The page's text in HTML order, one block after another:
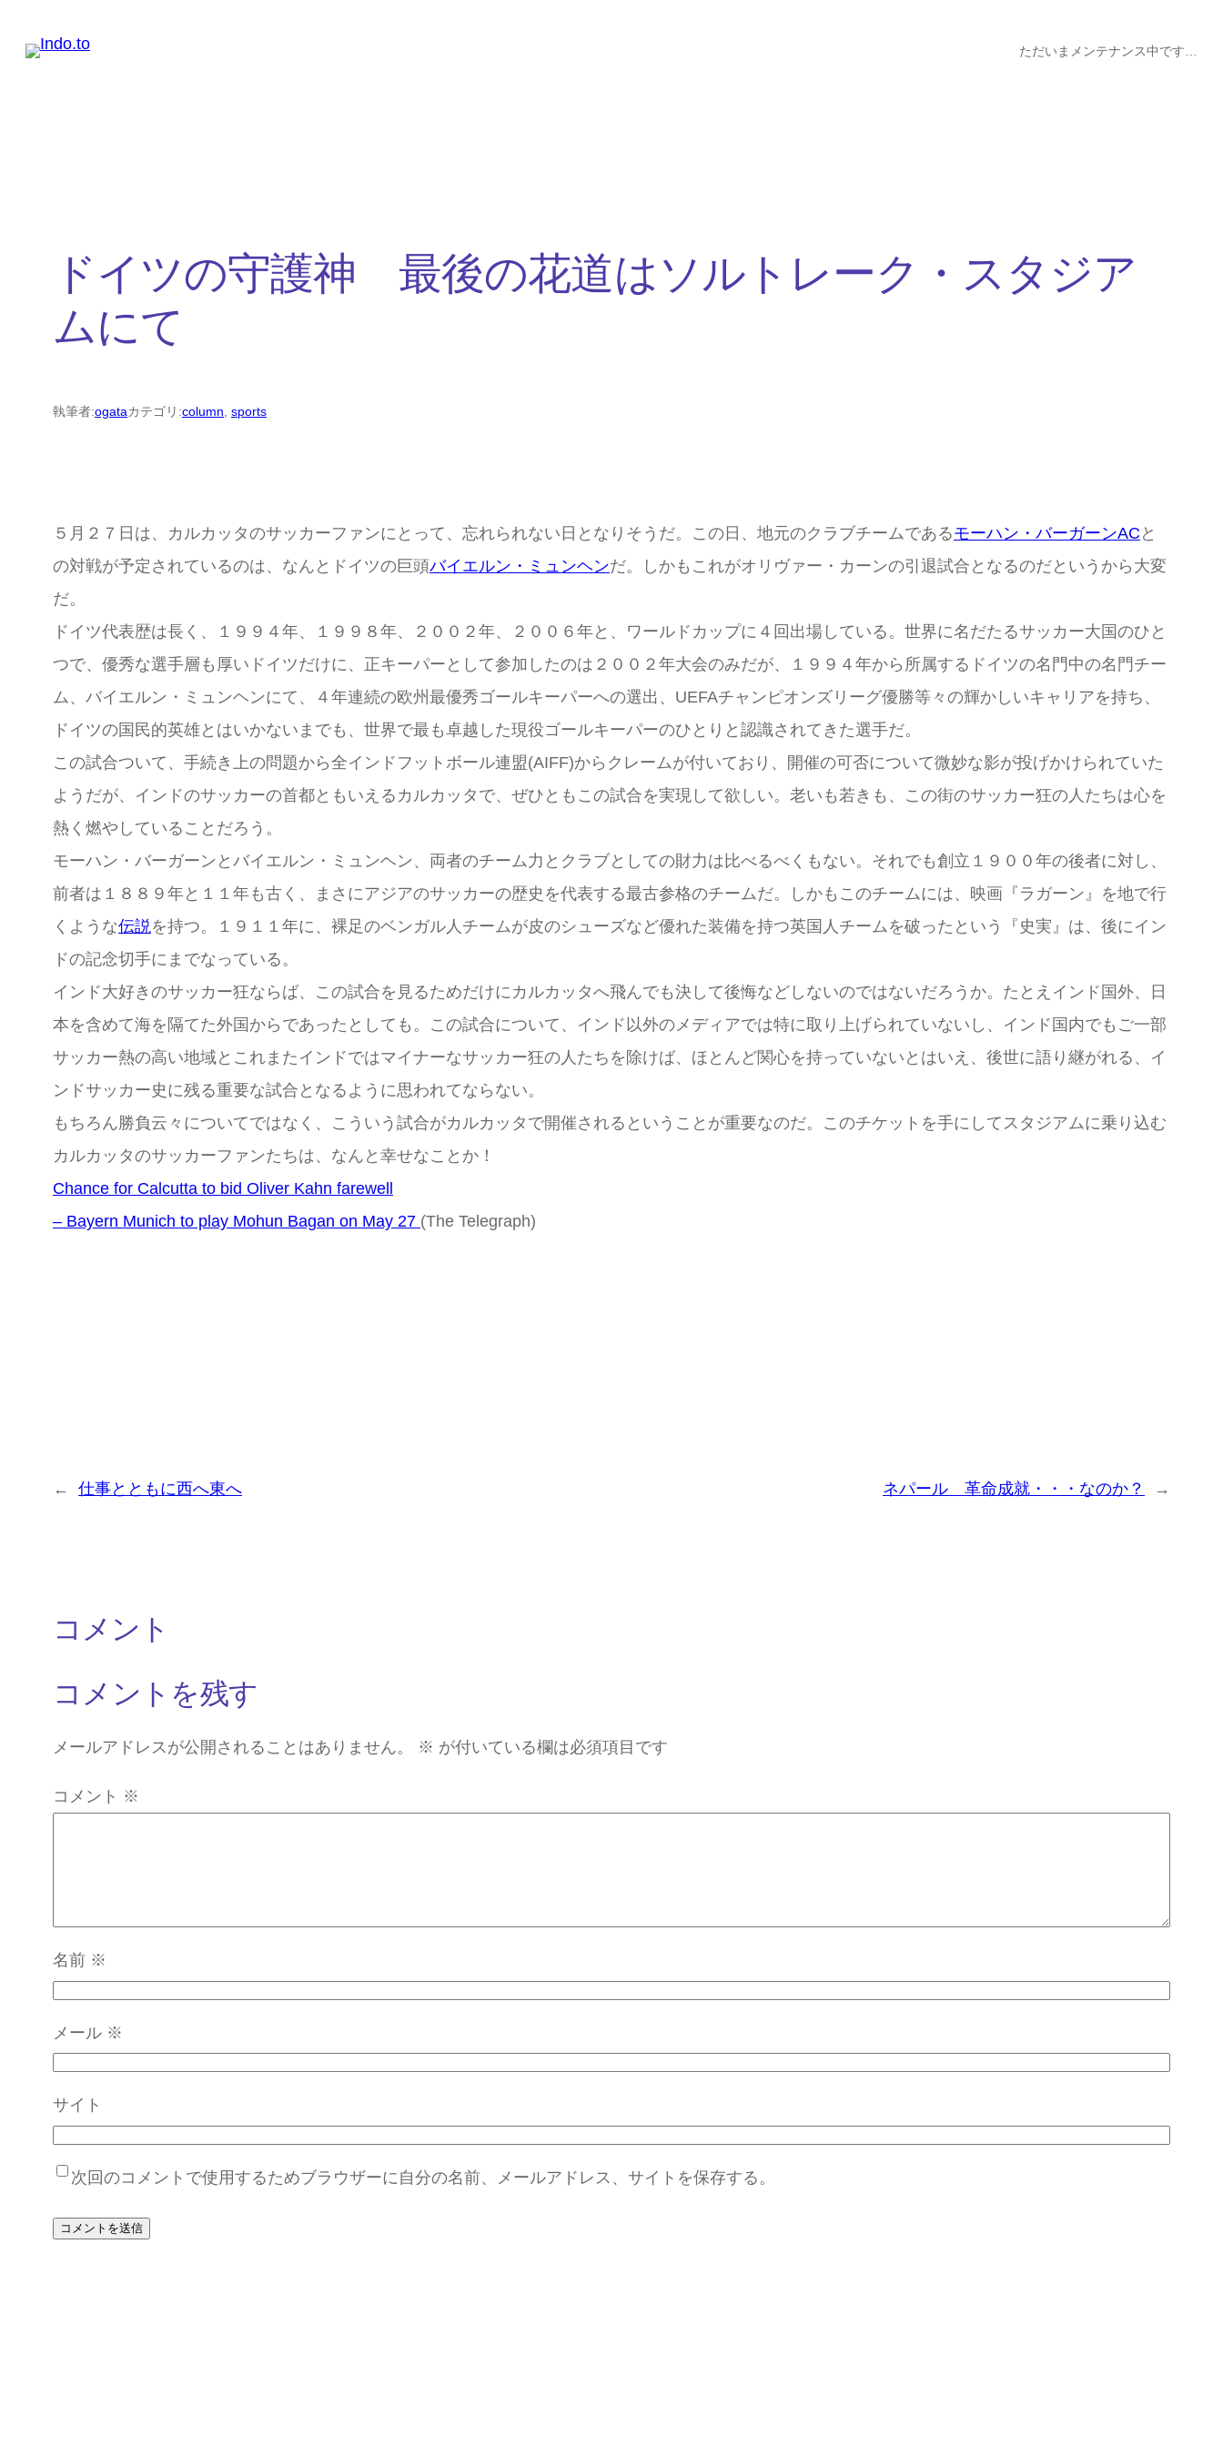
ただいまメンテナンス中です…
ドイツの守護神 最後の花道はソルトレーク・スタジア
ムにて
執筆者:ogataカテゴリ:column, sports
５月２７日は、カルカッタのサッカーファンにとって、忘れられない日となりそうだ。この日、地元のクラブチームであるモーハン・バーガーンAC と
の対戦が予定されているのは、なんとドイツの巨頭バイエルン・ミュンヘンだ。しかもこれがオリヴァー・カーンの引退試合となるのだというから大変
だ。
ドイツ代表歴は長く、１９９４年、１９９８年、２００２年、２００６年と、ワールドカップに４回出場している。世界に名だたるサッカー大国のひと
つで、優秀な選手層も厚いドイツだけに、正キーパーとして参加したのは２００２年大会のみだが、１９９４年から所属するドイツの名門中の名門チー
ム、バイエルン・ミュンヘンにて、４年連続の欧州最優秀ゴールキーパーへの選出、UEFAチャンピオンズリーグ優勝等々の輝かしいキャリアを持ち、
ドイツの国民的英雄とはいかないまでも、世界で最も卓越した現役ゴールキーパーのひとりと認識されてきた選手だ。
この試合ついて、手続き上の問題から全インドフットボール連盟(AIFF)からクレームが付いており、開催の可否について微妙な影が投げかけられていた
ようだが、インドのサッカーの首都ともいえるカルカッタで、ぜひともこの試合を実現して欲しい。老いも若きも、この街のサッカー狂の人たちは心を
熱く燃やしていることだろう。
モーハン・バーガーンとバイエルン・ミュンヘン、両者のチーム力とクラブとしての財力は比べるべくもない。それでも創立１９００年の後者に対し、
前者は１８８９年と１１年も古く、まさにアジアのサッカーの歴史を代表する最古参格のチームだ。しかもこのチームには、映画『ラガーン』を地で行
くような伝説を持つ。１９１１年に、裸足のベンガル人チームが皮のシューズなど優れた装備を持つ英国人チームを破ったという『史実』は、後にイン
ドの記念切手にまでなっている。
インド大好きのサッカー狂ならば、この試合を見るためだけにカルカッタへ飛んでも決して後悔などしないのではないだろうか。たとえインド国外、日
本を含めて海を隔てた外国からであったとしても。この試合について、インド以外のメディアでは特に取り上げられていないし、インド国内でもご一部
サッカー熱の高い地域とこれまたインドではマイナーなサッカー狂の人たちを除けば、ほとんど関心を持っていないとはいえ、後世に語り継がれる、イ
ンドサッカー史に残る重要な試合となるように思われてならない。
もちろん勝負云々についてではなく、こういう試合がカルカッタで開催されるということが重要なのだ。このチケットを手にしてスタジアムに乗り込む
カルカッタのサッカーファンたちは、なんと幸せなことか！
Chance for Calcutta to bid Oliver Kahn farewell
– Bayern Munich to play Mohun Bagan on May 27 (The Telegraph)
← 仕事とともに西へ東へ ネパール 革命成就・・・なのか？ →
コメント
コメントを残す
メールアドレスが公開されることはありません。 ※ が付いている欄は必須項目です
コメント ※
名前 ※
メール ※
サイト
次回のコメントで使用するためブラウザーに自分の名前、メールアドレス、サイトを保存する。